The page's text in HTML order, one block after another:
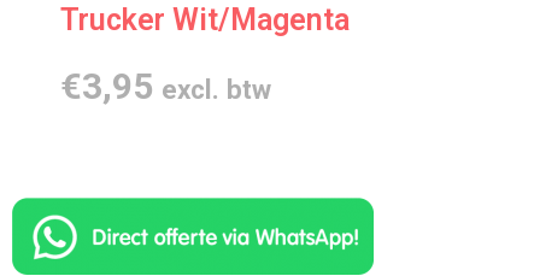
Trucker Wit/Magenta
€3,95 excl. btw